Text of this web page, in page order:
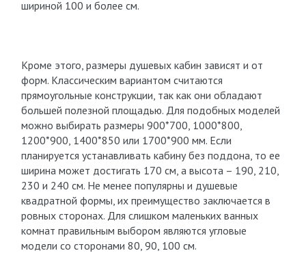
шириной 100 и более см.
Кроме этого, размеры душевых кабин зависят и от
форм. Классическим вариантом считаются
прямоугольные конструкции, так как они обладают
большей полезной площадью. Для подобных моделей
можно выбирать размеры 900*700, 1000*800,
1200*900, 1400*850 или 1700*900 мм. Если
планируется устанавливать кабину без поддона, то ее
ширина может достигать 170 см, а высота – 190, 210,
230 и 240 см. Не менее популярны и душевые
квадратной формы, их преимущество заключается в
ровных сторонах. Для слишком маленьких ванных
комнат правильным выбором являются угловые
модели со сторонами 80, 90, 100 см.